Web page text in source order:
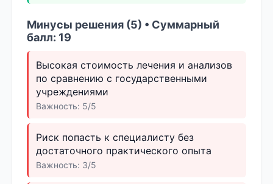
Минусы решения (5) • Суммарный
балл: 19
Высокая стоимость лечения и анализов
по сравнению с государственными
учреждениями
Важность: 5/5
Риск попасть к специалисту без
достаточного практического опыта
Важность: 3/5